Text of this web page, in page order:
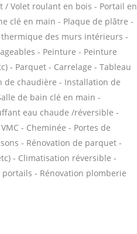
/ Volet roulant en bois - Portail en
clé en main - Plaque de plâtre -
des murs intérieurs -
- Peinture - Peinture
- Parquet - Carrelage - Tableau
de chaudière - Installation de
de bain clé en main -
eau chaude /réversible -
- Cheminée - Portes de
- Rénovation de parquet -
- Climatisation réversible -
- Rénovation plomberie